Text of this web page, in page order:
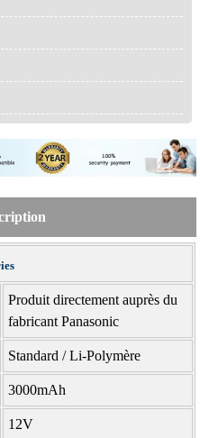
Produit directement auprès du
fabricant Panasonic
Standard / Li-Polymère
3000mAh
12V